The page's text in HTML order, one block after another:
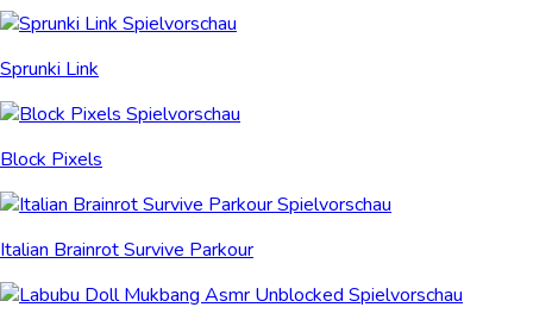
Sprunki Link
Block Pixels
Italian Brainrot Survive Parkour